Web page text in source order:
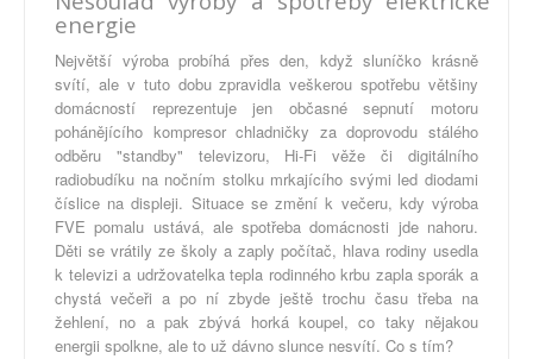
energie
Největší výroba probíhá přes den, když sluníčko krásně
svítí, ale v tuto dobu zpravidla veškerou spotřebu většiny
domácností reprezentuje jen občasné sepnutí motoru
pohánějícího kompresor chladničky za doprovodu stálého
odběru "standby" televizoru, Hi-Fi věže či digitálního
radiobudíku na nočním stolku mrkajícího svými led diodami
číslice na displeji. Situace se změní k večeru, kdy výroba
FVE pomalu ustává, ale spotřeba domácnosti jde nahoru.
Děti se vrátily ze školy a zaply počítač, hlava rodiny usedla
k televizi a udržovatelka tepla rodinného krbu zapla sporák a
chystá večeři a po ní zbyde ještě trochu času třeba na
žehlení, no a pak zbývá horká koupel, co taky nějakou
energii spolkne, ale to už dávno slunce nesvítí. Co s tím?